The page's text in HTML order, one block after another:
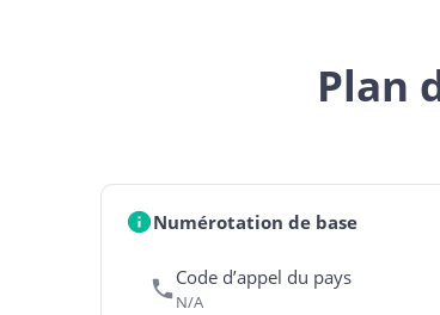
Plan
Numérotation de base
Code d’appel du pays
N/A